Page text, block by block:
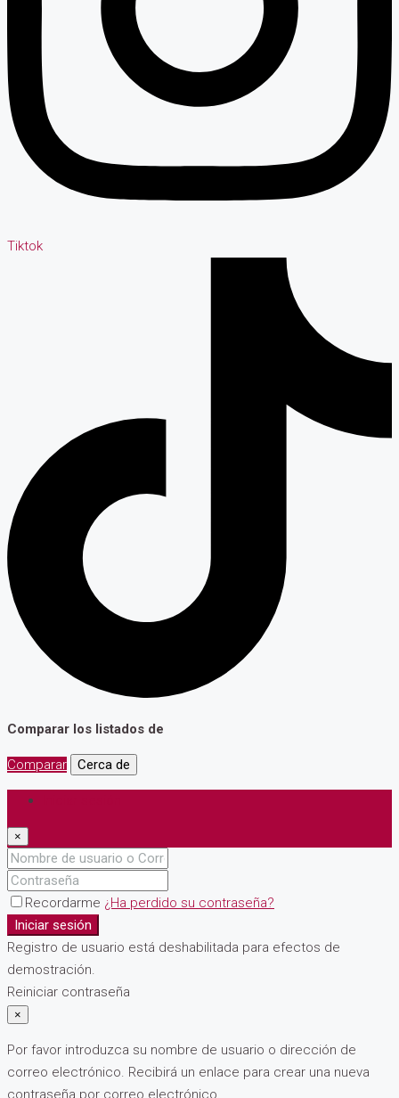
Tiktok
Comparar los listados de
Comparar Cerca de
×
Recordarme ¿Ha perdido su contraseña?
Iniciar sesión
Registro de usuario está deshabilitada para efectos de
demostración.
Reiniciar contraseña
×
Por favor introduzca su nombre de usuario o dirección de
correo electrónico. Recibirá un enlace para crear una nueva
contraseña por correo electrónico.